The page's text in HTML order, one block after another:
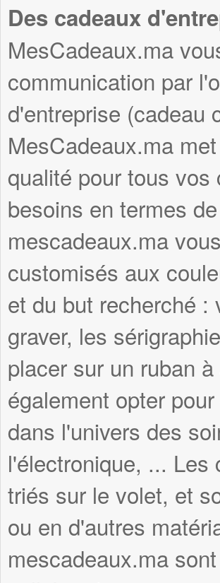
Des cadeaux
MesCadeaux.ma
communication par
d'entreprise (cadeau
MesCadeaux.ma
qualité pour tous
besoins en termes
mescadeaux.ma
customisés aux
et du but recherché
graver, les
placer sur un ruban
également opter
dans l'univers des
l'électronique, ... Les
triés sur le volet, et
ou en d'autres
mescadeaux.ma